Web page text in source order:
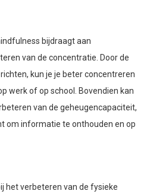
bijdraagt aan
van de concentratie. Door de
kun je je beter concentreren
werk of op school. Bovendien kan
van de geheugencapaciteit,
om informatie te onthouden en op
het verbeteren van de fysieke